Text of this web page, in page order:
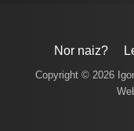
Nor naiz?
Copyright © 2026